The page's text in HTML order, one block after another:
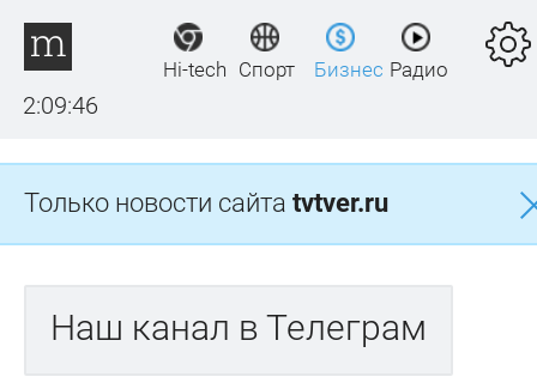
2:09:46
Hi-tech Спорт Бизнес Радио
Только новости сайта tvtver.ru
Наш канал в Телеграм